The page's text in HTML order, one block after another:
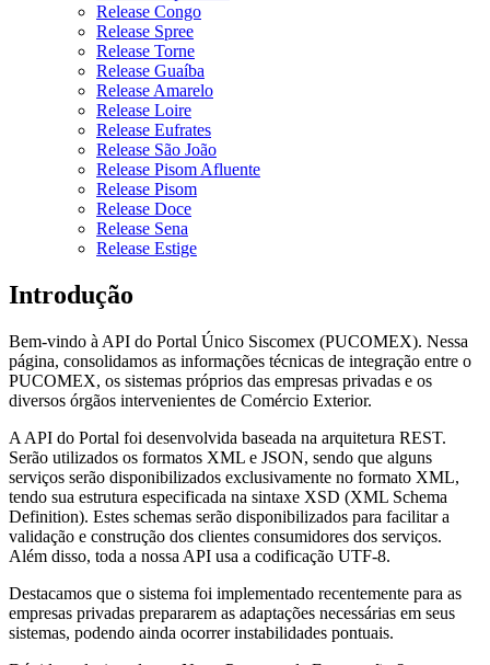
Release Congo
Release Spree
Release Torne
Release Guaíba
Release Amarelo
Release Loire
Release Eufrates
Release São João
Release Pisom Afluente
Release Pisom
Release Doce
Release Sena
Release Estige
Introdução
Bem-vindo à API do Portal Único Siscomex (PUCOMEX). Nessa
página, consolidamos as informações técnicas de integração entre o
PUCOMEX, os sistemas próprios das empresas privadas e os
diversos órgãos intervenientes de Comércio Exterior.
A API do Portal foi desenvolvida baseada na arquitetura REST.
Serão utilizados os formatos XML e JSON, sendo que alguns
serviços serão disponibilizados exclusivamente no formato XML,
tendo sua estrutura especificada na sintaxe XSD (XML Schema
Definition). Estes schemas serão disponibilizados para facilitar a
validação e construção dos clientes consumidores dos serviços.
Além disso, toda a nossa API usa a codificação UTF-8.
Destacamos que o sistema foi implementado recentemente para as
empresas privadas prepararem as adaptações necessárias em seus
sistemas, podendo ainda ocorrer instabilidades pontuais.